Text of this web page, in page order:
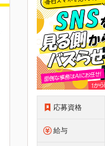
応募資格
給与